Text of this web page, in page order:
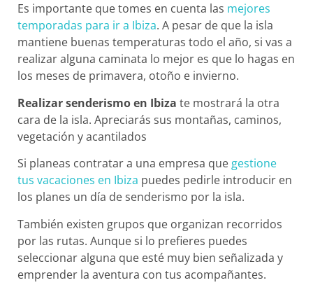
Es importante que tomes en cuenta las mejores
temporadas para ir a Ibiza. A pesar de que la isla
mantiene buenas temperaturas todo el año, si vas a
realizar alguna caminata lo mejor es que lo hagas en
los meses de primavera, otoño e invierno.
Realizar senderismo en Ibiza te mostrará la otra
cara de la isla. Apreciarás sus montañas, caminos,
vegetación y acantilados
Si planeas contratar a una empresa que gestione
tus vacaciones en Ibiza puedes pedirle introducir en
los planes un día de senderismo por la isla.
También existen grupos que organizan recorridos
por las rutas. Aunque si lo prefieres puedes
seleccionar alguna que esté muy bien señalizada y
emprender la aventura con tus acompañantes.